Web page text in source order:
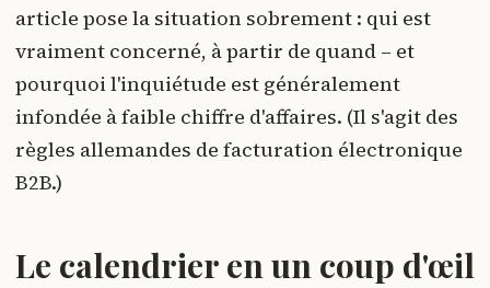
article pose la situation sobrement : qui est
vraiment concerné, à partir de quand – et
pourquoi l'inquiétude est généralement
infondée à faible chiffre d'affaires. (Il s'agit des
règles allemandes de facturation électronique
B2B.)
Le calendrier en un coup d'œil